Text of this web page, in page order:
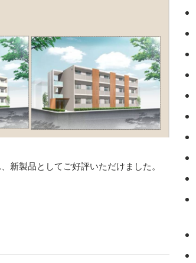
新製品としてご好評いただけました。